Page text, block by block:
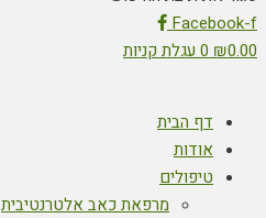
Facebook-f
₪0.00
0 עגלת קניות
דף הבית
אודות
טיפולים
מרפאת כאב אלטרנטיבית